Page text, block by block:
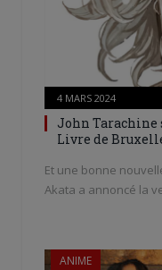
4 MARS 2024
John Tarachine
Livre de
Et une bonne
Akata a annoncé la
ANIME